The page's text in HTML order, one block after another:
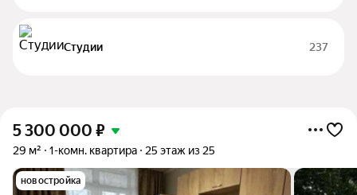
Студии 237
5 300 000 ₽
29 м² 1-комн. квартира 25 этаж из 25
новостройка